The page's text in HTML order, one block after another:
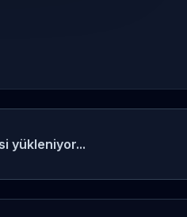
yükleniyor...